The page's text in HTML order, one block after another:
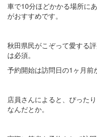
車で10分ほどかかる場所に
がおすすめです。
秋田県民がこぞって愛する
は必須。
予約開始は訪問日の1ヶ月前
店員さんによると、ぴった
なんだとか。